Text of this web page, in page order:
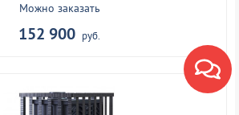
Можно заказать
152 900 руб.